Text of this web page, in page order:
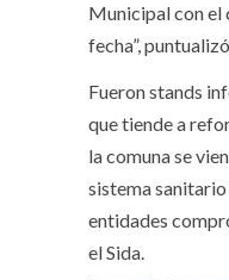
Municipal con el
fecha”,
Fueron stands
que tiende a
la comuna se
sistema
entidades
el Sida.